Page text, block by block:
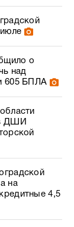
о
над
605 БПЛА
ДШИ
на
4,5